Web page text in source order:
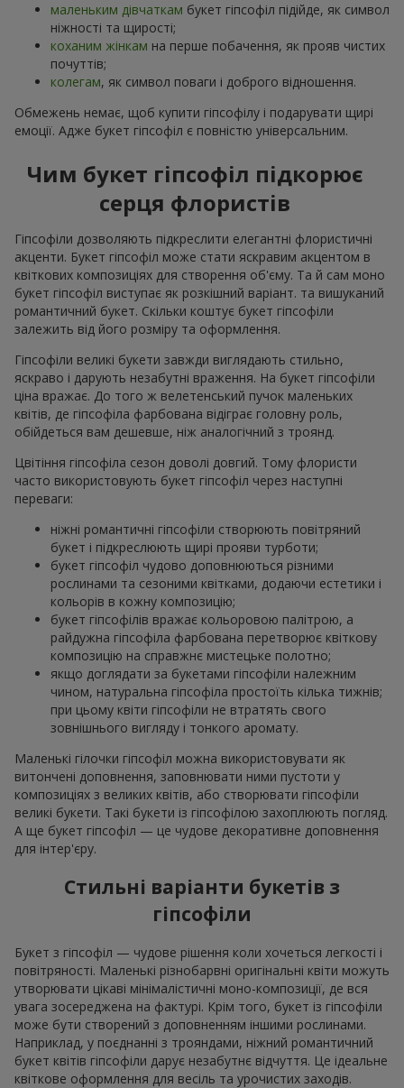
маленьким дівчаткам букет гіпсофіл підійде, як символ
ніжності та щирості;
коханим жінкам на перше побачення, як прояв чистих
почуттів;
колегам, як символ поваги і доброго відношення.
Обмежень немає, щоб купити гіпсофілу і подарувати щирі
емоції. Адже букет гіпсофіл є повністю універсальним.
Чим букет гіпсофіл підкорює
серця флористів
Гіпсофіли дозволяють підкреслити елегантні флористичні
акценти. Букет гіпсофіл може стати яскравим акцентом в
квіткових композиціях для створення об'єму. Та й сам моно
букет гіпсофіл виступає як розкішний варіант. та вишуканий
романтичний букет. Скільки коштує букет гіпсофіли
залежить від його розміру та оформлення.
Гіпсофіли великі букети завжди виглядають стильно,
яскраво і дарують незабутні враження. На букет гіпсофіли
ціна вражає. До того ж велетенський пучок маленьких
квітів, де гіпсофіла фарбована відіграє головну роль,
обійдеться вам дешевше, ніж аналогічний з троянд.
Цвітіння гіпсофіла сезон доволі довгий. Тому флористи
часто використовують букет гіпсофіл через наступні
переваги:
ніжні романтичні гіпсофіли створюють повітряний
букет і підкреслюють щирі прояви турботи;
букет гіпсофіл чудово доповнюються різними
рослинами та сезоними квітками, додаючи естетики і
кольорів в кожну композицію;
букет гіпсофілів вражає кольоровою палітрою, а
райдужна гіпсофіла фарбована перетворює квіткову
композицію на справжнє мистецьке полотно;
якщо доглядати за букетами гіпсофіли належним
чином, натуральна гіпсофіла простоїть кілька тижнів;
при цьому квіти гіпсофіли не втратять свого
зовнішнього вигляду і тонкого аромату.
Маленькі гілочки гіпсофіл можна використовувати як
витончені доповнення, заповнювати ними пустоти у
композиціях з великих квітів, або створювати гіпсофіли
великі букети. Такі букети із гіпсофілою захоплюють погляд.
А ще букет гіпсофіл — це чудове декоративне доповнення
для інтер'єру.
Стильні варіанти букетів з
гіпсофіли
Букет з гіпсофіл — чудове рішення коли хочеться легкості і
повітряності. Маленькі різнобарвні оригінальні квіти можуть
утворювати цікаві мінімалістичні моно-композиції, де вся
увага зосереджена на фактурі. Крім того, букет із гіпсофіли
може бути створений з доповненням іншими рослинами.
Наприклад, у поєднанні з трояндами, ніжний романтичний
букет квітів гіпсофіли дарує незабутнє відчуття. Це ідеальне
квіткове оформлення для весіль та урочистих заходів.